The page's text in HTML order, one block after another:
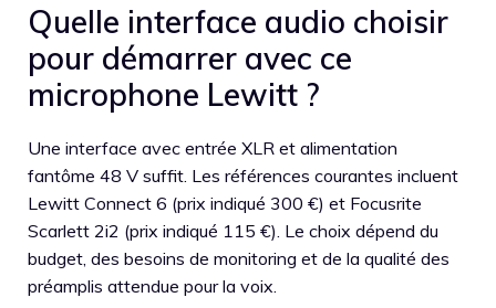
Quelle interface audio choisir
pour démarrer avec ce
microphone Lewitt ?
Une interface avec entrée XLR et alimentation
fantôme 48 V suffit. Les références courantes incluent
Lewitt Connect 6 (prix indiqué 300 €) et Focusrite
Scarlett 2i2 (prix indiqué 115 €). Le choix dépend du
budget, des besoins de monitoring et de la qualité des
préamplis attendue pour la voix.